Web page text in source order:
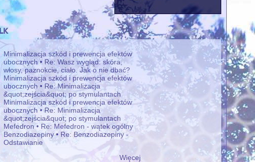
Minimalizacja szkód i prewencja efektów
ubocznych • Re: Wasz wygląd: skóra,
włosy, paznokcie, ciało. Jak o nie dbać?
Minimalizacja szkód i prewencja efektów
ubocznych • Re: Minimalizacja
&quot;zejścia&quot; po stymulantach
Minimalizacja szkód i prewencja efektów
ubocznych • Re: Minimalizacja
&quot;zejścia&quot; po stymulantach
Mefedron • Re: Mefedron - wątek ogólny
Benzodiazepiny • Re: Benzodiazepiny -
Odstawianie
Więcej